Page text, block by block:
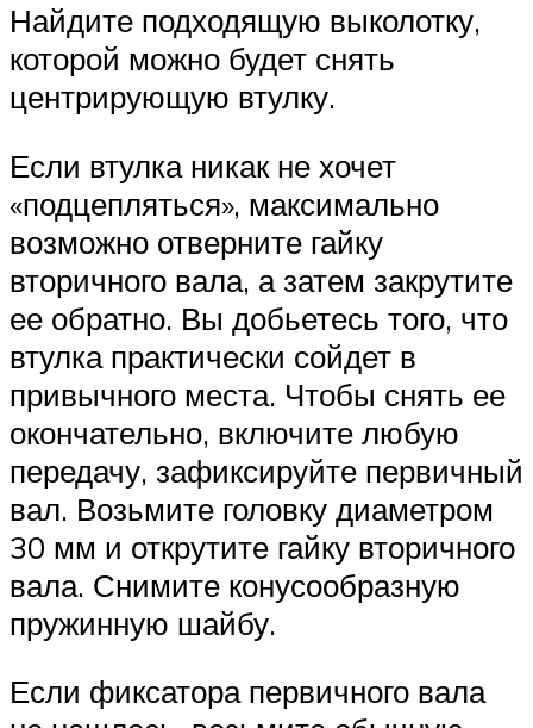
Найдите подходящую выколотку,
которой можно будет снять
центрирующую втулку.
Если втулка никак не хочет
«подцепляться», максимально
возможно отверните гайку
вторичного вала, а затем закрутите
ее обратно. Вы добьетесь того, что
втулка практически сойдет в
привычного места. Чтобы снять ее
окончательно, включите любую
передачу, зафиксируйте первичный
вал. Возьмите головку диаметром
30 мм и открутите гайку вторичного
вала. Снимите конусообразную
пружинную шайбу.
Если фиксатора первичного вала